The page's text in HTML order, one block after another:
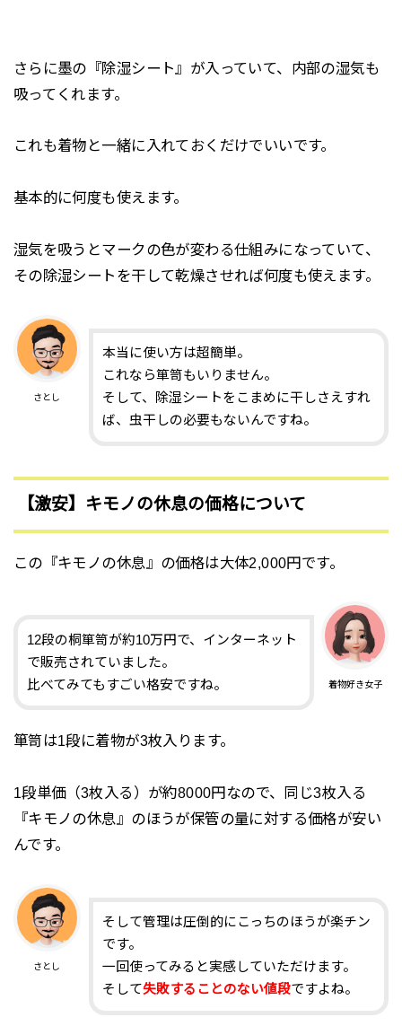
さらに墨の『除湿シート』が入っていて、内部の湿気も
吸ってくれます。
これも着物と一緒に入れておくだけでいいです。
基本的に何度も使えます。
湿気を吸うとマークの色が変わる仕組みになっていて、
その除湿シートを干して乾燥させれば何度も使えます。
さとし
本当に使い方は超簡単。
これなら箪笥もいりません。
そして、除湿シートをこまめに干しさえすれ
ば、虫干しの必要もないんですね。
【激安】キモノの休息の価格について
この『キモノの休息』の価格は大体2,000円です。
着物好き女子
12段の桐箪笥が約10万円で、インターネット
で販売されていました。
比べてみてもすごい格安ですね。
箪笥は1段に着物が3枚入ります。
1段単価（3枚入る）が約8000円なので、同じ3枚入る
『キモノの休息』のほうが保管の量に対する価格が安い
んです。
さとし
そして管理は圧倒的にこっちのほうが楽チン
です。
一回使ってみると実感していただけます。
そして失敗することのない値段ですよね。